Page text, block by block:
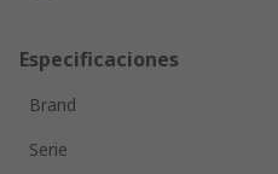
Especificaciones
Brand
Serie